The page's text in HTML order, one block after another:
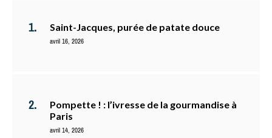
Saint-Jacques, purée de patate douce
avril 16, 2026
Pompette ! : l’ivresse de la gourmandise à
Paris
avril 14, 2026